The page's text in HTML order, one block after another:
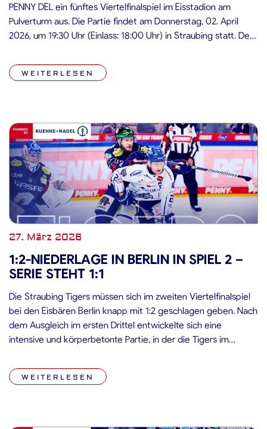
PENNY DEL ein fünftes Viertelfinalspiel im Eisstadion am
Pulverturm aus. Die Partie findet am Donnerstag, 02. April
2026, um 19:30 Uhr (Einlass: 18:00 Uhr) in Straubing statt. Der
März 2026, um 14:00 Uhr. Tickets sind ab diesem Zeitpunkt
[…]WEITERLESEN
27. März 2026
1:2-NIEDERLAGE IN BERLIN IN SPIEL 2 –
SERIE STEHT 1:1
Die Straubing Tigers müssen sich im zweiten Viertelfinalspiel
bei den Eisbären Berlin knapp mit 1:2 geschlagen geben. Nach
dem Ausgleich im ersten Drittel entwickelte sich eine
intensive und körperbetonte Partie, in der die Tigers im
jedoch nicht nutzen konnten. Damit ist die Serie nach zwei
Spielen ausgeglichen. Spiel […]
WEITERLESEN